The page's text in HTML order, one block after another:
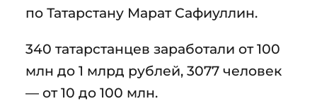
по Татарстану Марат Сафиуллин.
340 татарстанцев заработали от 100
млн до 1 млрд рублей, 3077 человек
— от 10 до 100 млн.